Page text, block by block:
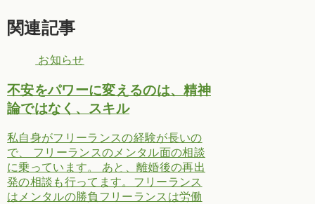
関連記事
お知らせ
不安をパワーに変えるのは、精神
論ではなく、スキル
私自身がフリーランスの経験が長いの
で、 フリーランスのメンタル面の相談
に乗っています。 あと、離婚後の再出
発の相談も行ってます。フリーランス
はメンタルの勝負フリーランスは労働